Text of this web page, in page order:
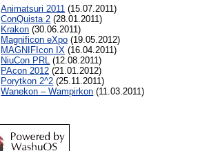
Animatsuri 2011 (15.07.2011)
ConQuista 2 (28.01.2011)
Krakon (30.06.2011)
Magnificon eXpo (19.05.2012)
MAGNIFIcon IX (16.04.2011)
NiuCon PRL (12.08.2011)
PAcon 2012 (21.01.2012)
Porytkon 2^2 (25.11.2011)
Wanekon – Wampirkon (11.03.2011)